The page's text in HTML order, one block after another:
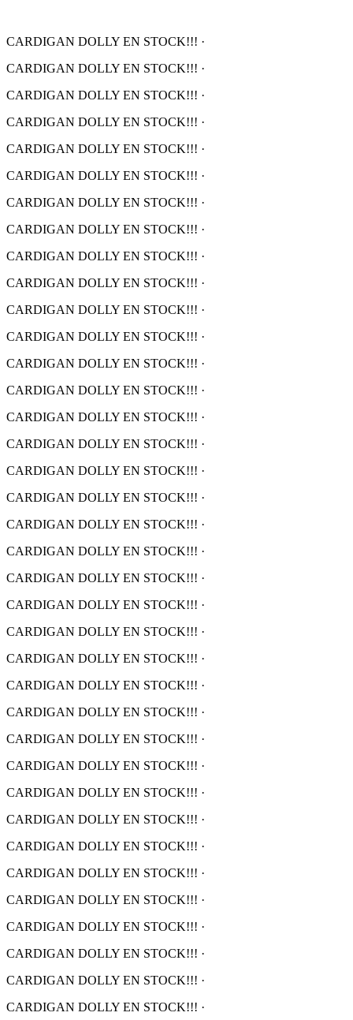
CARDIGAN DOLLY EN STOCK!!! ·
CARDIGAN DOLLY EN STOCK!!! ·
CARDIGAN DOLLY EN STOCK!!! ·
CARDIGAN DOLLY EN STOCK!!! ·
CARDIGAN DOLLY EN STOCK!!! ·
CARDIGAN DOLLY EN STOCK!!! ·
CARDIGAN DOLLY EN STOCK!!! ·
CARDIGAN DOLLY EN STOCK!!! ·
CARDIGAN DOLLY EN STOCK!!! ·
CARDIGAN DOLLY EN STOCK!!! ·
CARDIGAN DOLLY EN STOCK!!! ·
CARDIGAN DOLLY EN STOCK!!! ·
CARDIGAN DOLLY EN STOCK!!! ·
CARDIGAN DOLLY EN STOCK!!! ·
CARDIGAN DOLLY EN STOCK!!! ·
CARDIGAN DOLLY EN STOCK!!! ·
CARDIGAN DOLLY EN STOCK!!! ·
CARDIGAN DOLLY EN STOCK!!! ·
CARDIGAN DOLLY EN STOCK!!! ·
CARDIGAN DOLLY EN STOCK!!! ·
CARDIGAN DOLLY EN STOCK!!! ·
CARDIGAN DOLLY EN STOCK!!! ·
CARDIGAN DOLLY EN STOCK!!! ·
CARDIGAN DOLLY EN STOCK!!! ·
CARDIGAN DOLLY EN STOCK!!! ·
CARDIGAN DOLLY EN STOCK!!! ·
CARDIGAN DOLLY EN STOCK!!! ·
CARDIGAN DOLLY EN STOCK!!! ·
CARDIGAN DOLLY EN STOCK!!! ·
CARDIGAN DOLLY EN STOCK!!! ·
CARDIGAN DOLLY EN STOCK!!! ·
CARDIGAN DOLLY EN STOCK!!! ·
CARDIGAN DOLLY EN STOCK!!! ·
CARDIGAN DOLLY EN STOCK!!! ·
CARDIGAN DOLLY EN STOCK!!! ·
CARDIGAN DOLLY EN STOCK!!! ·
CARDIGAN DOLLY EN STOCK!!! ·